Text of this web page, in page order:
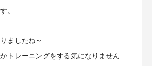
。
ましたね～
トレーニングをする気になりません